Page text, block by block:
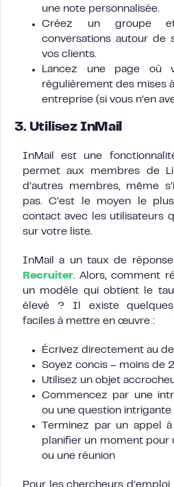
une note personnalisée.
Créez un groupe
conversations autour de
vos clients.
Lancez une page où
régulièrement des mises
entreprise (si vous n’en
3. Utilisez InMail
InMail est une
permet aux membres de
d’autres membres, même
pas. C’est le moyen le
contact avec les utilisateurs
sur votre liste.
InMail a un taux de
Recruiter. Alors, comment
un modèle qui obtient le
élevé ? Il existe quelques
faciles à mettre en œuvre :
Écrivez directement au
Soyez concis – moins de
Utilisez un objet
Commencez par une
ou une question intrigante
Terminez par un appel
planifier un moment pour
ou une réunion
Pour les chercheurs